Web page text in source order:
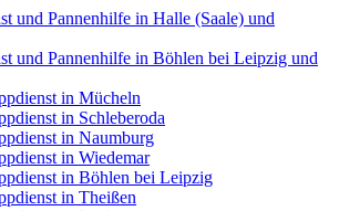
und Pannenhilfe in Halle (Saale) und
und Pannenhilfe in Böhlen bei Leipzig und
in Mücheln
in Schleberoda
in Naumburg
in Wiedemar
in Böhlen bei Leipzig
in Theißen